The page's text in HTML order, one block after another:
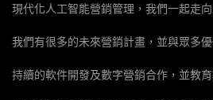
現代化人工智能營銷管理，我們一起走
我們有很多的未來營銷計畫，並與眾多
持續的軟件開發及數字營銷合作，並教